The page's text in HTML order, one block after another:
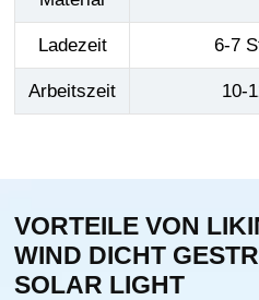
Ladezeit 6-7
Arbeitszeit 10-
VORTEILE VON
WIND DICHT
SOLAR LIGHT